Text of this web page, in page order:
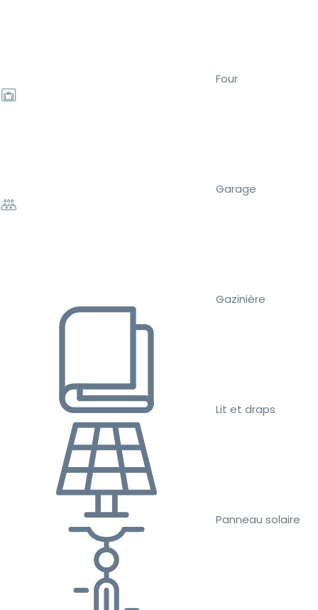
Four
Garage
Gazinière
Lit et draps
Panneau solaire